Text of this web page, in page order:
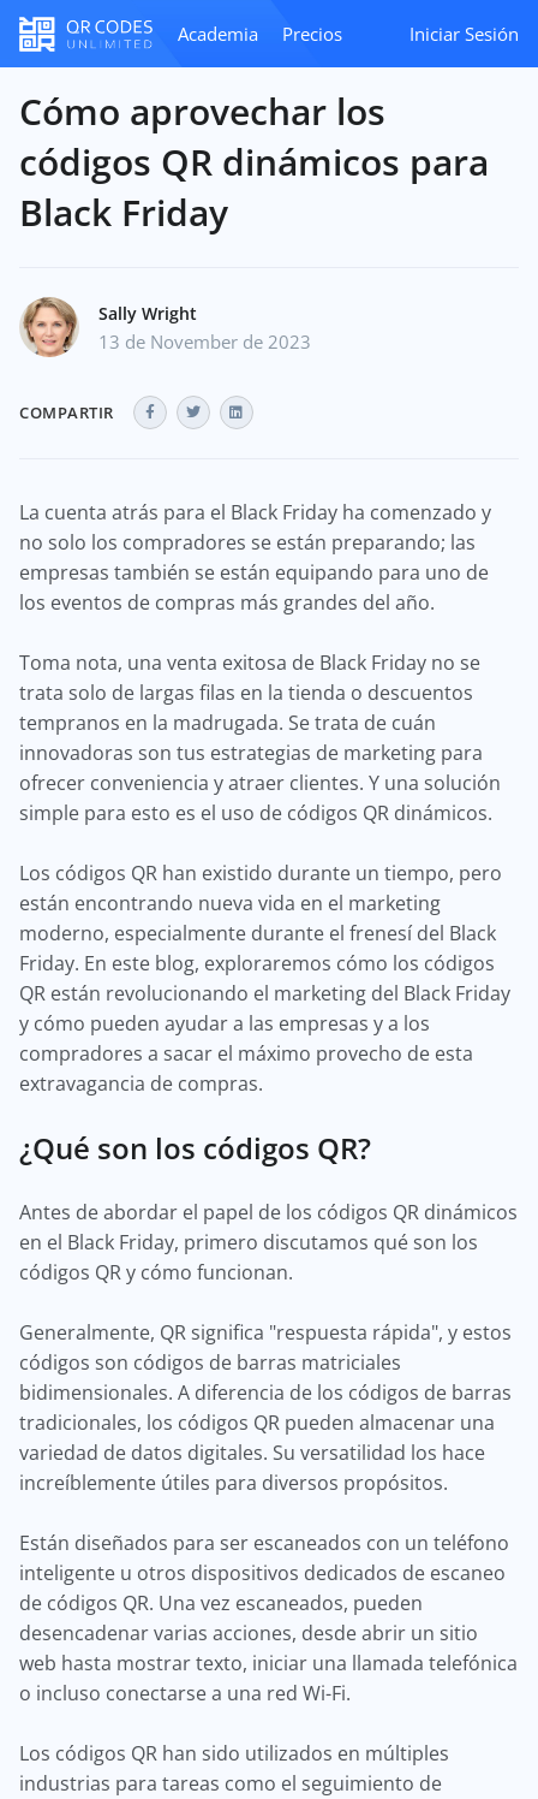
Academia Precios Iniciar Sesión
Cómo aprovechar los
códigos QR dinámicos para
Black Friday
Sally Wright
13 de November de 2023
COMPARTIR
La cuenta atrás para el Black Friday ha comenzado y
no solo los compradores se están preparando; las
empresas también se están equipando para uno de
los eventos de compras más grandes del año.
Toma nota, una venta exitosa de Black Friday no se
trata solo de largas filas en la tienda o descuentos
tempranos en la madrugada. Se trata de cuán
innovadoras son tus estrategias de marketing para
ofrecer conveniencia y atraer clientes. Y una solución
simple para esto es el uso de códigos QR dinámicos.
Los códigos QR han existido durante un tiempo, pero
están encontrando nueva vida en el marketing
moderno, especialmente durante el frenesí del Black
Friday. En este blog, exploraremos cómo los códigos
QR están revolucionando el marketing del Black Friday
y cómo pueden ayudar a las empresas y a los
compradores a sacar el máximo provecho de esta
extravagancia de compras.
¿Qué son los códigos QR?
Antes de abordar el papel de los códigos QR dinámicos
en el Black Friday, primero discutamos qué son los
códigos QR y cómo funcionan.
Generalmente, QR significa "respuesta rápida", y estos
códigos son códigos de barras matriciales
bidimensionales. A diferencia de los códigos de barras
tradicionales, los códigos QR pueden almacenar una
variedad de datos digitales. Su versatilidad los hace
increíblemente útiles para diversos propósitos.
Están diseñados para ser escaneados con un teléfono
inteligente u otros dispositivos dedicados de escaneo
de códigos QR. Una vez escaneados, pueden
desencadenar varias acciones, desde abrir un sitio
web hasta mostrar texto, iniciar una llamada telefónica
o incluso conectarse a una red Wi-Fi.
Los códigos QR han sido utilizados en múltiples
industrias para tareas como el seguimiento de